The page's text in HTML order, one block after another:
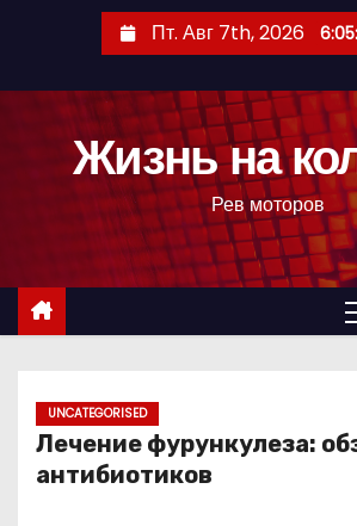
с
Пт. Авг 7th, 2026
Жизнь на
Рев моторов
UNCATEGORISED
Лечение фурункулеза:
антибиотиков